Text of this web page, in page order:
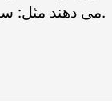
فارسی، سه حرف داریم که همگی صدای /s/ می دهند مثل: سین، صاد و ث.